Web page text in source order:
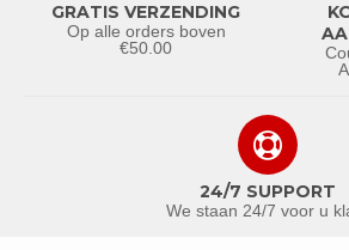
GRATIS VERZENDING
Op alle orders boven
€50.00
24/7 SUPPORT
We staan 24/7 voor u